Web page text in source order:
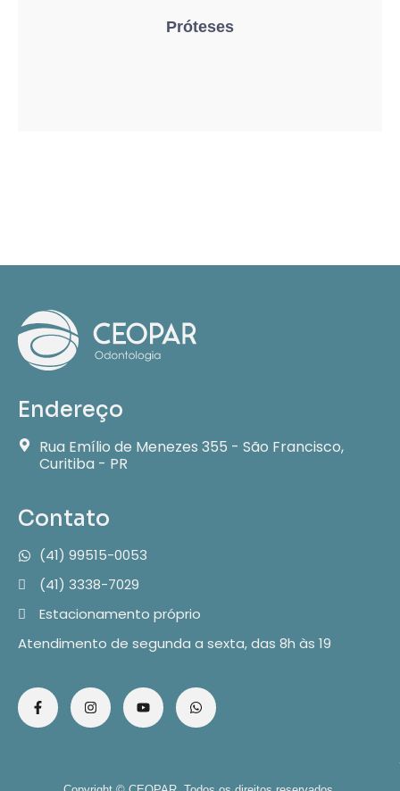
Próteses
Endereço
Rua Emílio de Menezes 355 - São Francisco,
Curitiba - PR
Contato
(41) 99515-0053
(41) 3338-7029
Estacionamento próprio
Atendimento de segunda a sexta, das 8h às 19